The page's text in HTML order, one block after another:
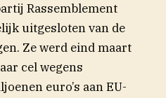
Rassemblement
uitgesloten van de
Ze werd eind maart
cel wegens
euro’s aan EU-